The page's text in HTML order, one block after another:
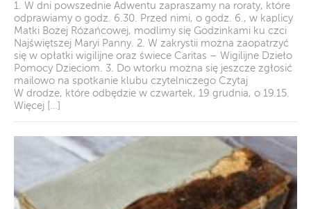
1. W dni powszednie Adwentu zapraszamy na roraty, które
odprawiamy o godz. 6.30. Przed nimi, o godz. 6., w kaplicy
Matki Bożej Różańcowej, modlimy się Godzinkami ku czci
Najświętszej Maryi Panny. 2. W zakrystii można zaopatrzyć
się w opłatki wigilijne oraz świece Caritas – Wigilijne Dzieło
Pomocy Dzieciom. 3. Do wtorku można się jeszcze zgłosić
mailowo na spotkanie klubu czytelniczego Czytaj
W drodze, które odbędzie w czwartek, 19 grudnia, o 19.15.
Więcej […]